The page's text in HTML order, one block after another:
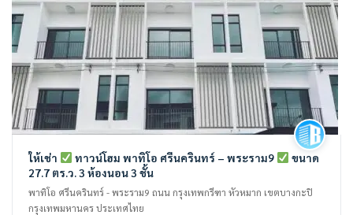
ให้เช่า ทาวน์โฮม พาทิโอ ศรีนครินทร์ – พระราม9
ขนาด
27.7 ตร.ว. 3 ห้องนอน 3 ชั้น
พาทิโอ ศรีนครินทร์ - พระราม9 ถนน กรุงเทพกรีฑา หัวหมาก เขตบางกะปิ
กรุงเทพมหานคร ประเทศไทย